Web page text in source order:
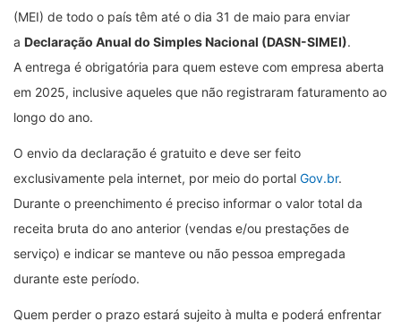
(MEI) de todo o país têm até o dia 31 de maio para enviar
a Declaração Anual do Simples Nacional (DASN-SIMEI).
A entrega é obrigatória para quem esteve com empresa aberta
em 2025, inclusive aqueles que não registraram faturamento ao
longo do ano.
O envio da declaração é gratuito e deve ser feito
exclusivamente pela internet, por meio do portal Gov.br.
Durante o preenchimento é preciso informar o valor total da
receita bruta do ano anterior (vendas e/ou prestações de
serviço) e indicar se manteve ou não pessoa empregada
durante este período.
Quem perder o prazo estará sujeito à multa e poderá enfrentar